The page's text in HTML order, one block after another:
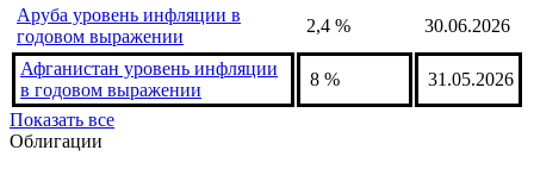
Аруба уровень инфляции в
годовом выражении
2,4 % 30.06.2026
Афганистан уровень инфляции
в годовом выражении
8 %
31.05.2026
Показать все
Облигации